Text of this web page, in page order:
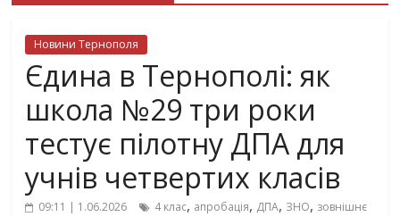
Новини Тернополя
Єдина в Тернополі: як
школа №29 три роки
тестує пілотну ДПА для
учнів четвертих класів
09:11 | 1.06.2026 4 клас, апробація, ДПА, ЗНО, зовнішнє